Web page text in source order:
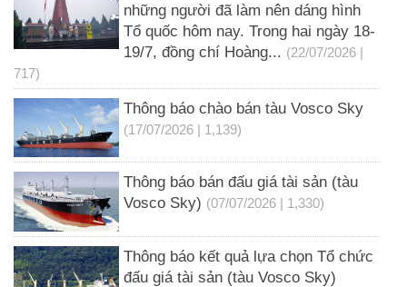
những người đã làm nên dáng hình
Tổ quốc hôm nay. Trong hai ngày 18-
19/7, đồng chí Hoàng... (22/07/2026 |
717)
Thông báo chào bán tàu Vosco Sky
(17/07/2026 | 1,139)
Thông báo bán đấu giá tài sản (tàu
Vosco Sky) (07/07/2026 | 1,330)
Thông báo kết quả lựa chọn Tổ chức
đấu giá tài sản (tàu Vosco Sky)